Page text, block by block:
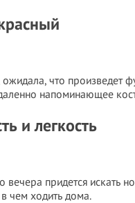
что произведет
напоминающее
и легкость
вечера придется искать
в чем ходить дома.